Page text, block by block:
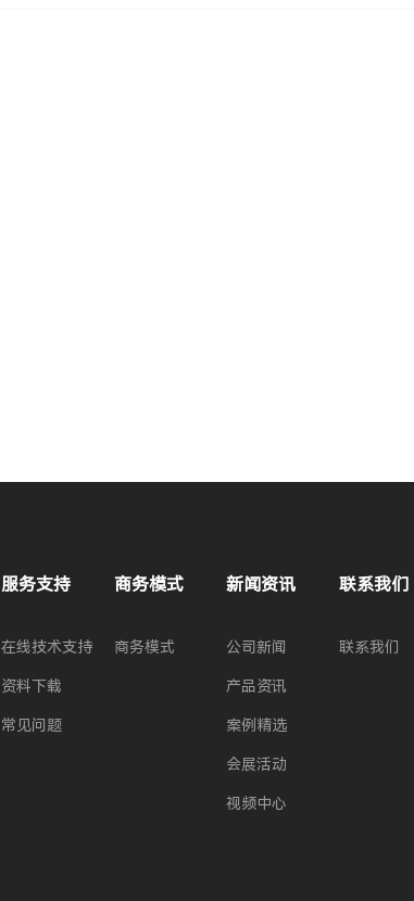
服务支持
在线技术支持
资料下载
常见问题
商务模式
商务模式
新闻资讯
公司新闻
产品资讯
案例精选
会展活动
视频中心
联系我们
联系我们